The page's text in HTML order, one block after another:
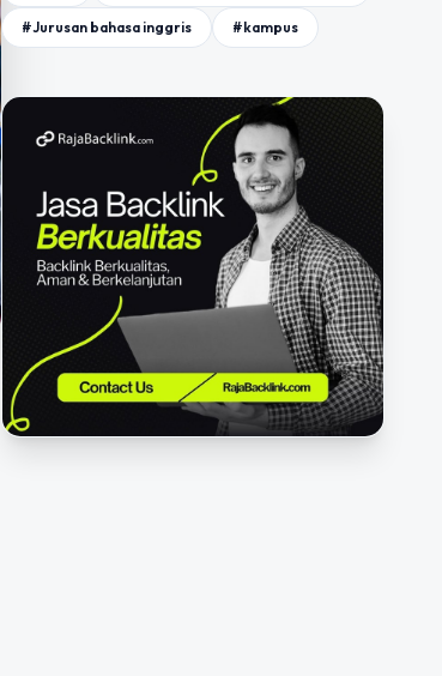
#Jurusan bahasa inggris #kampus